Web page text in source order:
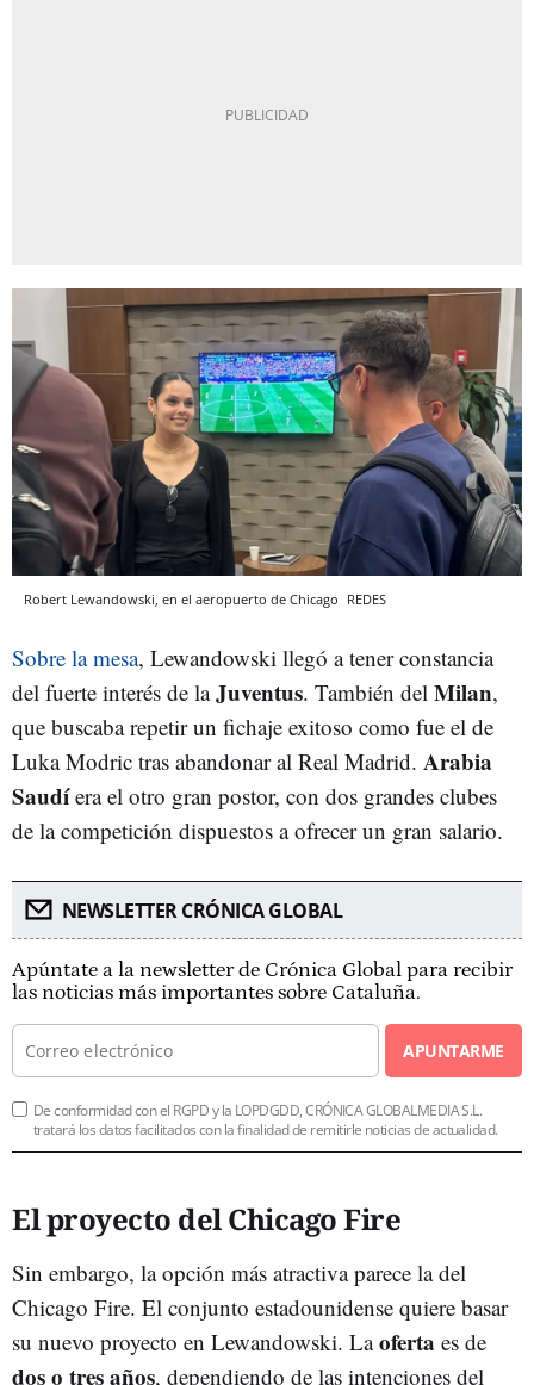
Robert Lewandowski, en el aeropuerto de Chicago REDES
Sobre la mesa, Lewandowski llegó a tener constancia
del fuerte interés de laJuventus. También del Milan,
que buscaba repetir un fichaje exitoso como fue el de
Luka Modric tras abandonar al Real Madrid. Arabia
Saudíera el otro gran postor, con dos grandes clubes
de la competición dispuestos a ofrecer un gran salario.
NEWSLETTER CRÓNICA GLOBAL
Apúntate a la newsletter de Crónica Global para recibir
las noticias más importantes sobre Cataluña.
APUNTARME
De conformidad con el RGPD y la LOPDGDD, CRÓNICA GLOBALMEDIA S.L.
tratará los datos facilitados con la finalidad de remitirle noticias de actualidad.
El proyecto del Chicago Fire
Sin embargo, la opción más atractiva parece la del
Chicago Fire. El conjunto estadounidense quiere basar
su nuevo proyecto en Lewandowski. Laoferta es de
dos o tres años, dependiendo de las intenciones del